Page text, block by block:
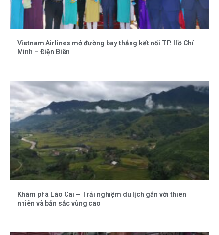
Vietnam Airlines mở đường bay thẳng kết nối TP. Hồ Chí
Minh – Điện Biên
Khám phá Lào Cai – Trải nghiệm du lịch gắn với thiên
nhiên và bản sắc vùng cao